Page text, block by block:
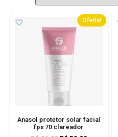
Oferta!
Anasol protetor solar facial
fps 70 clareador